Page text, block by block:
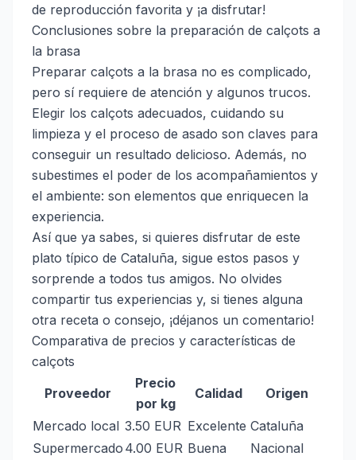
de reproducción favorita y ¡a disfrutar!
Conclusiones sobre la preparación de calçots a
la brasa
Preparar calçots a la brasa no es complicado,
pero sí requiere de atención y algunos trucos.
Elegir los calçots adecuados, cuidando su
limpieza y el proceso de asado son claves para
conseguir un resultado delicioso. Además, no
subestimes el poder de los acompañamientos y
el ambiente: son elementos que enriquecen la
experiencia.
Así que ya sabes, si quieres disfrutar de este
plato típico de Cataluña, sigue estos pasos y
sorprende a todos tus amigos. No olvides
compartir tus experiencias y, si tienes alguna
otra receta o consejo, ¡déjanos un comentario!
Comparativa de precios y características de
calçots
Proveedor
Precio
por kg
Calidad Origen
Mercado local 3.50 EUR Excelente Cataluña
Supermercado 4.00 EUR Buena
Nacional